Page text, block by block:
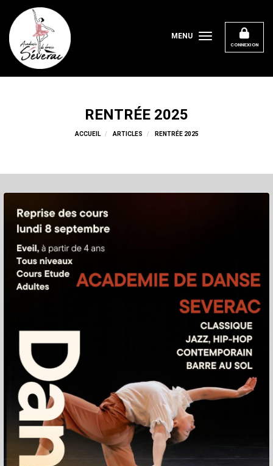
CONNEXION
MENU
RENTRÉE 2025
ACCUEIL ARTICLES RENTRÉE 2025
Panneau de gestion des cookies